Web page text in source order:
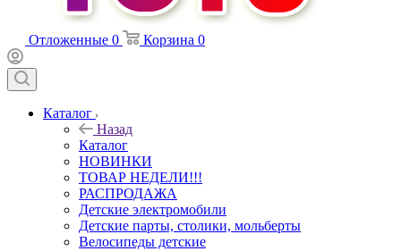
Отложенные 0 Корзина 0
Каталог
Назад
Каталог
НОВИНКИ
ТОВАР НЕДЕЛИ!!!
РАСПРОДАЖА
Детские электромобили
Детские парты, столики, мольберты
Велосипеды детские